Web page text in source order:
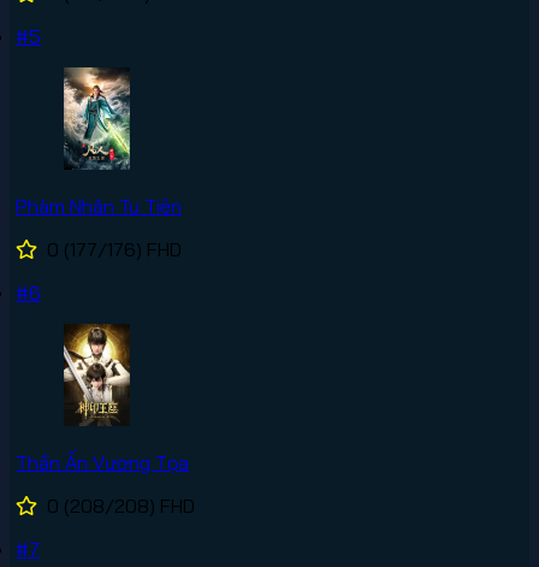
#5
Phàm Nhân Tu Tiên
0 (177/176) FHD
#6
Thần Ấn Vương Tọa
0 (208/208) FHD
#7